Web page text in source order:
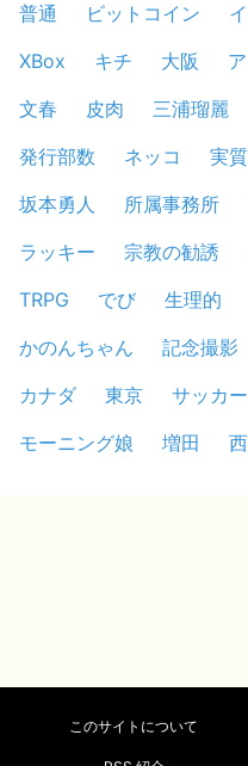
普通
ビットコイン
XBox
キチ 大阪
文春
皮肉 三浦瑠麗
発行部数
ネッコ 実
坂本勇人
所属事務所
ラッキー
宗教の勧誘
TRPG
でび 生理的
かのんちゃん
記念撮影
カナダ
東京 サッカ
モーニング娘
増田
このサイトについて